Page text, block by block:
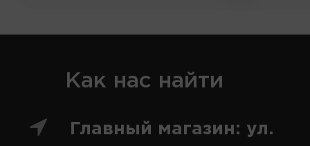
Как нас найти
Главный магазин: ул.